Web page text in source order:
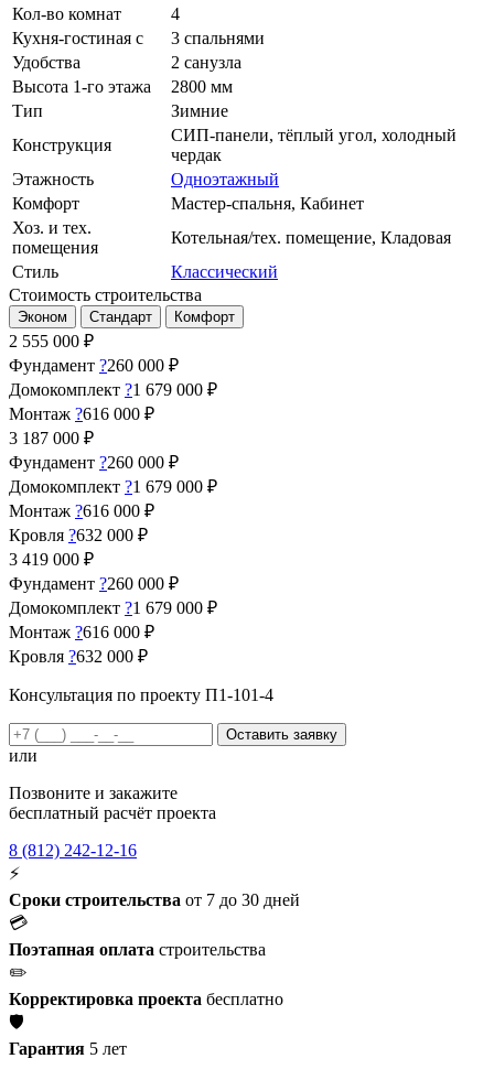
Кол-во комнат
4
Кухня-гостиная с
3 спальнями
Удобства
2 санузла
Высота 1-го этажа
2800 мм
Тип
Зимние
Конструкция
СИП-панели, тёплый угол, холодный
чердак
Этажность
Одноэтажный
Комфорт
Мастер-спальня, Кабинет
Хоз. и тех.
помещения
Котельная/тех. помещение, Кладовая
Стиль
Классический
Стоимость строительства
Эконом Стандарт Комфорт
2 555 000 ₽
Фундамент ?260 000 ₽
Домокомплект ?1 679 000 ₽
Монтаж ?616 000 ₽
3 187 000 ₽
Фундамент ?260 000 ₽
Домокомплект ?1 679 000 ₽
Монтаж ?616 000 ₽
Кровля ?632 000 ₽
3 419 000 ₽
Фундамент ?260 000 ₽
Домокомплект ?1 679 000 ₽
Монтаж ?616 000 ₽
Кровля ?632 000 ₽
Консультация по проекту П1-101-4
Оставить заявку
или
Позвоните и закажите
бесплатный расчёт проекта
8 (812) 242-12-16
⚡
Сроки строительства от 7 до 30 дней
💳
Поэтапная оплата строительства
✏️
Корректировка проекта бесплатно
🛡️
Гарантия 5 лет